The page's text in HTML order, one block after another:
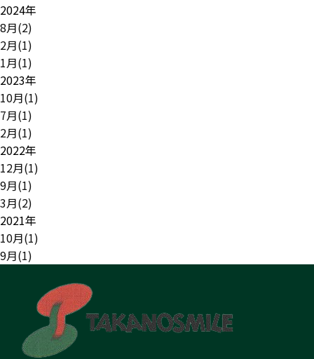
2024年
8月(2)
2月(1)
1月(1)
2023年
10月(1)
7月(1)
2月(1)
2022年
12月(1)
9月(1)
3月(2)
2021年
10月(1)
9月(1)